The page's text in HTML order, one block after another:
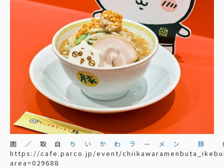
圖／取自 ちいかわラーメン 豚
https://cafe.parco.jp/event/
area=029688